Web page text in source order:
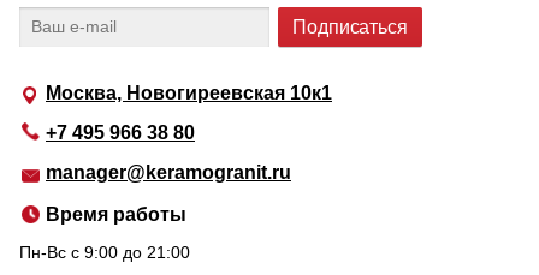
Москва, Новогиреевская 10к1
+7 495 966 38 80
manager@keramogranit.ru
Время работы
Пн-Вс c 9:00 до 21:00